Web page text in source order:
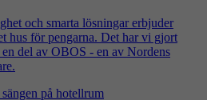
och smarta lösningar erbjuder
hus för pengarna. Det har vi gjort
del av OBOS - en av Nordens